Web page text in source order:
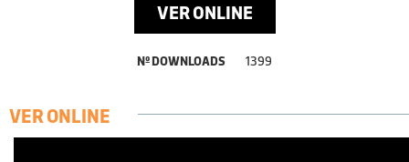
VER ONLINE
Nº DOWNLOADS 1399
VER ONLINE